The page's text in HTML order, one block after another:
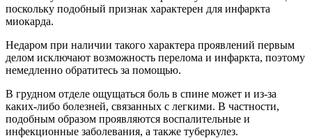
поскольку подобный признак характерен для инфаркта
миокарда.
Недаром при наличии такого характера проявлений первым
делом исключают возможность перелома и инфаркта, поэтому
немедленно обратитесь за помощью.
В грудном отделе ощущаться боль в спине может и из-за
каких-либо болезней, связанных с легкими. В частности,
подобным образом проявляются воспалительные и
инфекционные заболевания, а также туберкулез.